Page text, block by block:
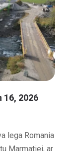
16, 2026
lega Romania
Marmatiei, ar